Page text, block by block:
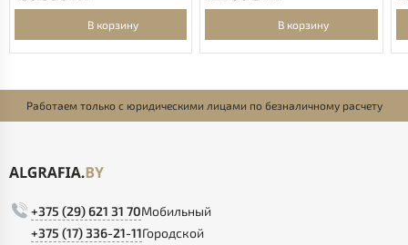
В корзину В корзину
Работаем только с юридическими лицами по безналичному расчету
+375 (29) 621 31 70Мобильный
+375 (17) 336-21-11Городской